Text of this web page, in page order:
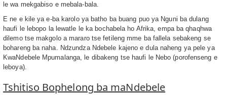
le wa mekgabiso e mebala-bala.
E ne e kile ya e-ba karolo ya batho ba buang puo ya Nguni ba dulang
haufi le lebopo la lewatle le ka bochabela ho Afrika, empa ba qhaqhwa
dilemo tse makgolo a mararo tse fetileng mme ba fallela sebakeng se
bohareng ba naha. Ndzundza Ndebele kajeno e dula naheng ya pele ya
KwaNdebele Mpumalanga, le dibakeng tse haufi le Nebo (porofenseng e
leboya).
Tshitiso Bophelong ba maNdebele